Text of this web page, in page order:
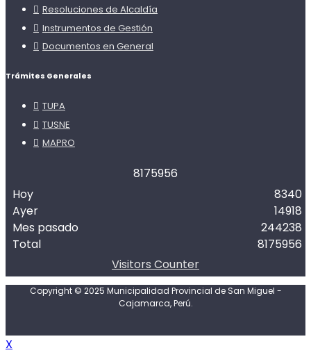
Resoluciones de Alcaldía
Instrumentos de Gestión
Documentos en General
Trámites Generales
TUPA
TUSNE
MAPRO
8175956
Hoy
Ayer
Mes pasado
Total
8340
14918
244238
8175956
Visitors Counter
Copyright © 2025 Municipalidad Provincial de San Miguel -
Cajamarca, Perú.
X